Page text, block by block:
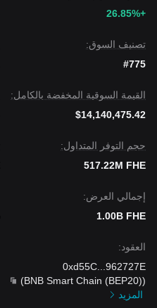
+26.85%
تصنيف السوق:
#775
القيمة السوقية المخفضة بالكامل:
$14,140,475.42
حجم التوفر المتداول:
517.22M FHE
إجمالي العرض:
1.00B FHE
العقود:
0xd55C
962727E
(
BNB Smart Chain (BEP20)
)
المزيد